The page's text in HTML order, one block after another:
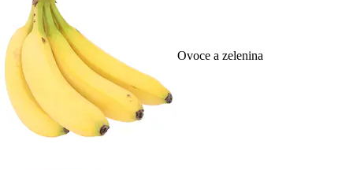
Ovoce a zelenina